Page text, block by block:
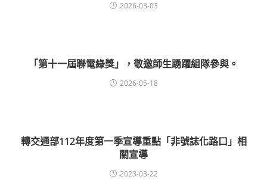
2026-03-03
「第十一屆聯電綠獎」，敬邀師生踴躍組隊參與。
2026-05-18
轉交通部112年度第一季宣導重點「非號誌化路口」相
關宣導
2023-03-22